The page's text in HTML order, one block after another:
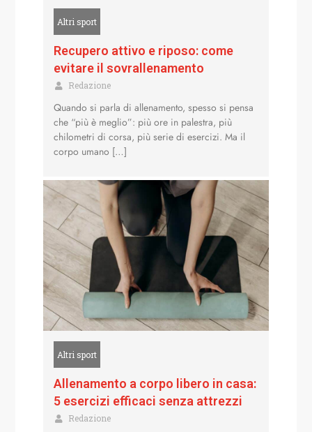
Altri sport
Recupero attivo e riposo: come
evitare il sovrallenamento
Redazione
Quando si parla di allenamento, spesso si pensa
che “più è meglio”: più ore in palestra, più
chilometri di corsa, più serie di esercizi. Ma il
corpo umano […]
Altri sport
Allenamento a corpo libero in casa:
5 esercizi efficaci senza attrezzi
Redazione